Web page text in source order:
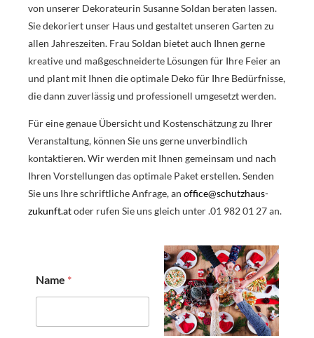
von unserer Dekorateurin Susanne Soldan beraten lassen.
Sie dekoriert unser Haus und gestaltet unseren Garten zu
allen Jahreszeiten. Frau Soldan bietet auch Ihnen gerne
kreative und maßgeschneiderte Lösungen für Ihre Feier an
und plant mit Ihnen die optimale Deko für Ihre Bedürfnisse,
die dann zuverlässig und professionell umgesetzt werden.
Für eine genaue Übersicht und Kostenschätzung zu Ihrer
Veranstaltung, können Sie uns gerne unverbindlich
kontaktieren. Wir werden mit Ihnen gemeinsam und nach
Ihren Vorstellungen das optimale Paket erstellen. Senden
Sie uns Ihre schriftliche Anfrage, an office@schutzhaus-
zukunft.atoder rufen Sie uns gleich unter .01 982 01 27 an.
Name *